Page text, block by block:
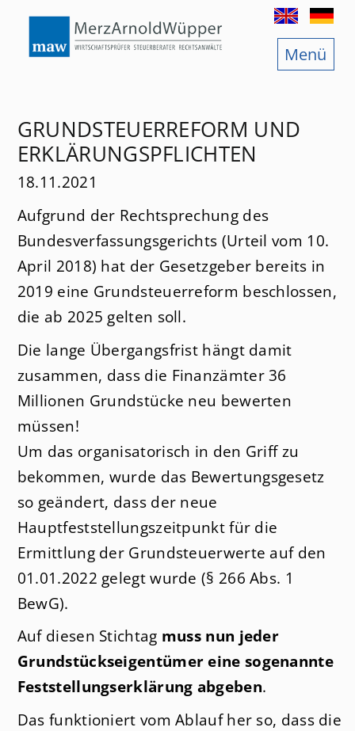
GRUNDSTEUERREFORM UND
ERKLÄRUNGSPFLICHTEN
18.11.2021
Aufgrund der Rechtsprechung des
Bundesverfassungsgerichts (Urteil vom 10.
April 2018) hat der Gesetzgeber bereits in
2019 eine Grundsteuerreform beschlossen,
die ab 2025 gelten soll.
Die lange Übergangsfrist hängt damit
zusammen, dass die Finanzämter 36
Millionen Grundstücke neu bewerten
müssen!
Um das organisatorisch in den Griff zu
bekommen, wurde das Bewertungsgesetz
so geändert, dass der neue
Hauptfeststellungszeitpunkt für die
Ermittlung der Grundsteuerwerte auf den
01.01.2022 gelegt wurde (§ 266 Abs. 1
BewG).
Auf diesen Stichtag muss nun jeder
Grundstückseigentümer eine sogenannte
Feststellungserklärung abgeben.
Das funktioniert vom Ablauf her so, dass die
Menü
Start
Steuerberatung
Rechtsberatung
News
Jobs
Services